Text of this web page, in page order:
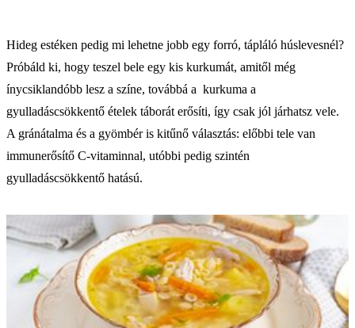
Hideg estéken pedig mi lehetne jobb egy forró, tápláló húslevesnél?
Próbáld ki, hogy teszel bele egy kis kurkumát, amitől még
ínycsiklandóbb lesz a színe, továbbá a kurkuma a
gyulladáscsökkentő ételek táborát erősíti, így csak jól járhatsz vele.
A gránátalma és a gyömbér is kitűnő választás: előbbi tele van
immunerősítő C-vitaminnal, utóbbi pedig szintén
gyulladáscsökkentő hatású.